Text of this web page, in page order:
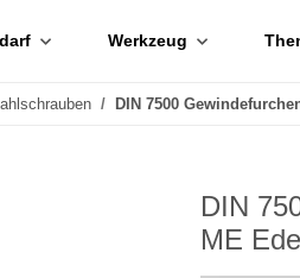
Werkzeug
DIN 7500
DIN
ME